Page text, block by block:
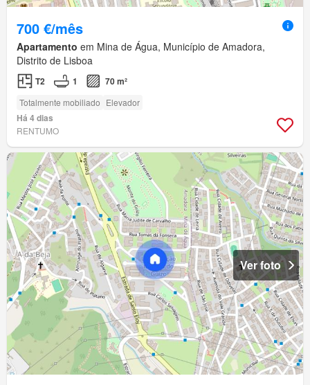
700 €/mês
Apartamento em Mina de Água, Município de Amadora,
Distrito de Lisboa
T2 1 70 m²
Totalmente mobiliado Elevador
Há 4 dias
RENTUMO
Ver foto